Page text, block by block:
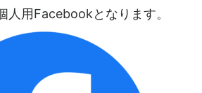
人用Facebookとなります。